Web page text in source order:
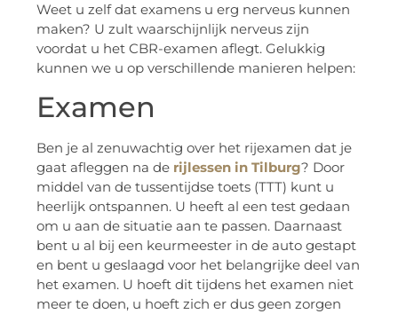
Weet u zelf dat examens u erg nerveus kunnen
maken? U zult waarschijnlijk nerveus zijn
voordat u het CBR-examen aflegt. Gelukkig
kunnen we u op verschillende manieren helpen:
Examen
Ben je al zenuwachtig over het rijexamen dat je
gaat afleggen na de rijlessen in Tilburg? Door
middel van de tussentijdse toets (TTT) kunt u
heerlijk ontspannen. U heeft al een test gedaan
om u aan de situatie aan te passen. Daarnaast
bent u al bij een keurmeester in de auto gestapt
en bent u geslaagd voor het belangrijke deel van
het examen. U hoeft dit tijdens het examen niet
meer te doen, u hoeft zich er dus geen zorgen